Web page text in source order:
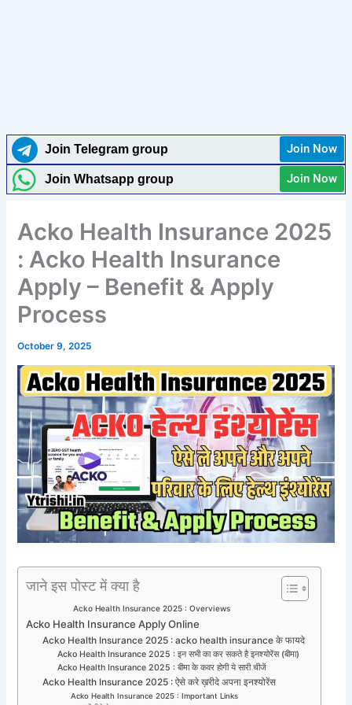
Join Telegram group Join Now
Join Whatsapp group Join Now
Acko Health Insurance 2025
: Acko Health Insurance
Apply – Benefit & Apply
Process
October 9, 2025
जाने इस पोस्ट में क्या है
Acko Health Insurance 2025 : Overviews
Acko Health Insurance Apply Online
Acko Health Insurance 2025 : acko health insurance के फायदे
Acko Health Insurance 2025 : इन सभी का कर सकते है इनश्योरेंस (बीमा)
Acko Health Insurance 2025 : बीमा के कवर होगी ये सारी चीजें
Acko Health Insurance 2025 : ऐसे करे ख़रीदे अपना इनश्योरेंस
Acko Health Insurance 2025 : Important Links